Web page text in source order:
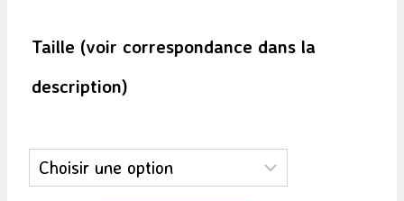
prix :
Taille (voir correspondance dans la
description)